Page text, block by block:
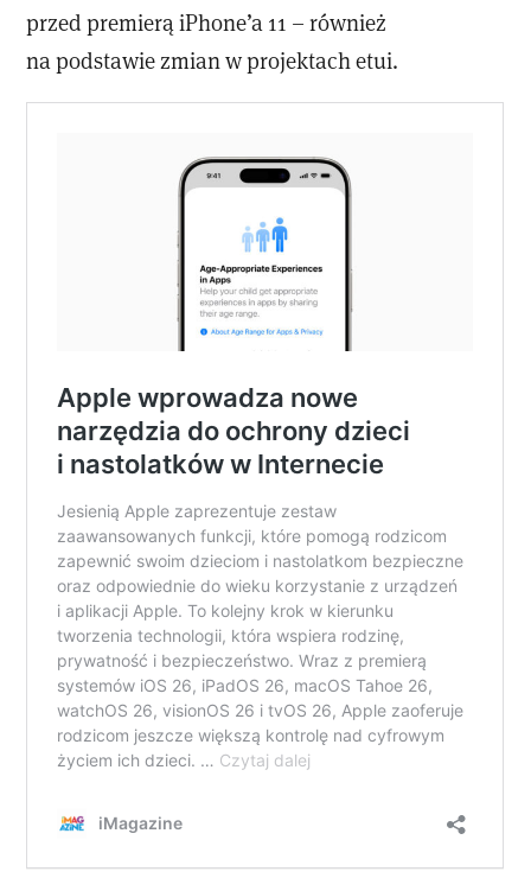
przed premierą iPhone’a 11 – również
na podstawie zmian w projektach etui.